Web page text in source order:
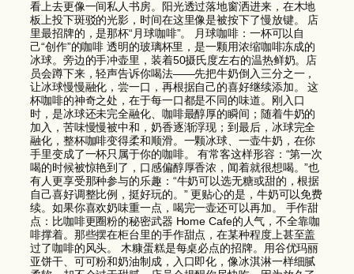
看上去更像一间私人书房。阳光透过落地窗洒进来，在木地
板上投下斑驳的光影，时间在这里像是被按下了慢放键。 店
里最招牌的，是那杯“月球咖啡”。 月球咖啡：一杯可以自
己“创作”的咖啡 透明的玻璃杯里，是一颗用浓缩咖啡冻成的
冰球。旁边的手冲壶里，装着50摄氏度左右的温热鲜奶。店
员会蹲下来，轻声告诉你喝法——先把牛奶倒入三分之一，
让冰球慢慢融化，尝一口，再根据自己的喜好继续添加。 这
杯咖啡的神奇之处，在于每一口都是不同的味道。刚入口
时，是冰球还未完全融化、咖啡最醇厚的瞬间；随着牛奶的
加入，苦味慢慢被中和，奶香逐渐浮现；到最后，冰球完全
融化，整杯咖啡变得柔和顺滑。一颗冰球、一壶牛奶，在你
手里变成了一杯只属于你的咖啡。 有常客这样形容：“第一次
喝的时候被惊艳到了，口感偏醇厚香浓，闻着就很想喝。”也
有人更享受那种参与的乐趣：“牛奶可以选无糖或甜的，根据
自己喜好调整比例，挺好玩的。” 更贴心的是，牛奶可以免费
续。如果你喜欢奶味重一点，喝完一壶还可以再加。 手作甜
点：比咖啡更圈粉的秘密武器 Home Cafe的人气，不全靠咖
啡撑着。那些摆在柜台里的手作甜点，在某种程度上甚至盖
过了咖啡的风头。 木糠蛋糕是每桌必点的招牌。用谷优玛丽
亚饼干、可可粉和奶油制成，入口即化，像冰淇淋一样细腻